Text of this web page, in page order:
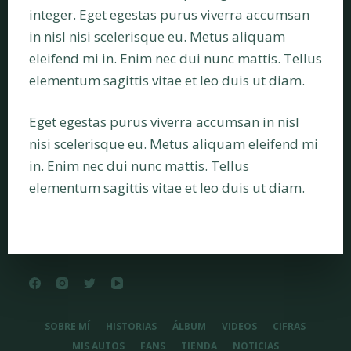
integer. Eget egestas purus viverra accumsan
in nisl nisi scelerisque eu. Metus aliquam
eleifend mi in. Enim nec dui nunc mattis. Tellus
elementum sagittis vitae et leo duis ut diam.
Eget egestas purus viverra accumsan in nisl
nisi scelerisque eu. Metus aliquam eleifend mi
in. Enim nec dui nunc mattis. Tellus
elementum sagittis vitae et leo duis ut diam.
SOBRE MÍ HISTORIAS ÁLBUM VIDEOS
CIFRAS
MIS AUTOS
FANS TIENDA NOTICIAS